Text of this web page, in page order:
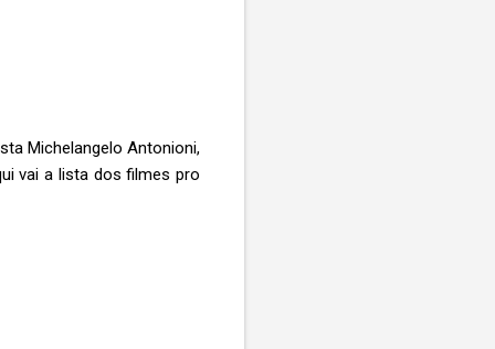
Michelangelo Antonioni,
vai a lista dos filmes pro